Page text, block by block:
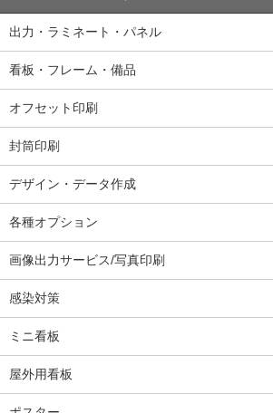
出力・ラミネート・パネル
看板・フレーム・備品
オフセット印刷
封筒印刷
デザイン・データ作成
各種オプション
画像出力サービス/写真印刷
感染対策
ミニ看板
屋外用看板